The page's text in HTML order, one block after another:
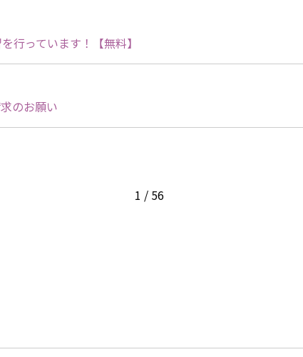
行っています！【無料】
のお願い
1 / 56